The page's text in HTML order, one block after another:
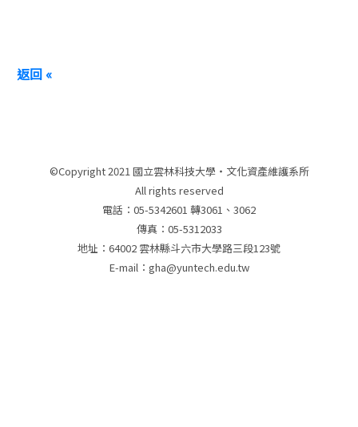
返回 «
©Copyright 2021 國立雲林科技大學‧文化資產維護系所
All rights reserved
電話：05-5342601 轉3061、3062
傳真：05-5312033
地址：64002 雲林縣斗六市大學路三段123號
E-mail：gha@yuntech.edu.tw